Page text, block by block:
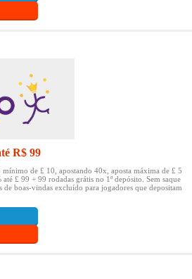
R$ 99
de £ 10, apostando 40x, aposta máxima de £ 5
até £ 99 + 99 rodadas grátis no 1º depósito. Sem saque
de boas-vindas excluído para jogadores que depositam